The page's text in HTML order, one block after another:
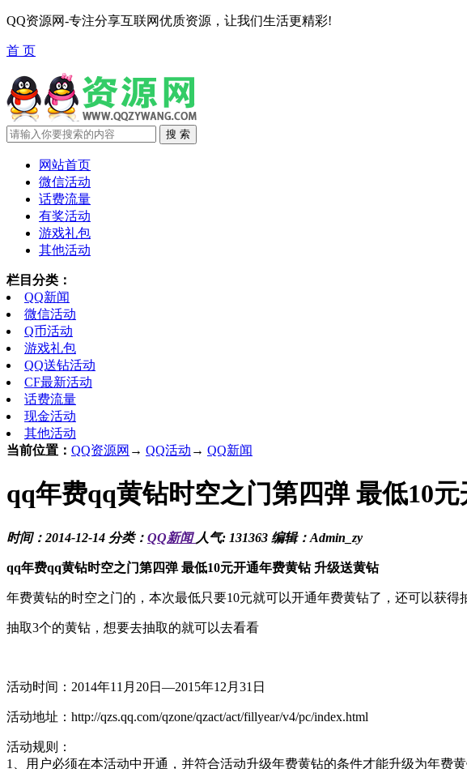
QQ资源网-专注分享互联网优质资源，让我们生活更精彩!
首 页
网站首页
微信活动
话费流量
有奖活动
游戏礼包
其他活动
栏目分类：
QQ新闻
微信活动
Q币活动
游戏礼包
QQ送钻活动
CF最新活动
话费流量
现金活动
其他活动
当前位置： QQ资源网 → QQ活动 → QQ新闻
qq年费qq黄钻时空之门第四弹 最低10
时间：2014-12-14 分类： QQ新闻 人气: 131363 编辑：Admin_zy
qq年费qq黄钻时空之门第四弹 最低10元开通年费黄钻 升级送黄钻
年费黄钻的时空之门的，本次最低只要10元就可以开通年费黄钻了，还可以获得
抽取3个的黄钻，想要去抽取的就可以去看看
活动时间：2014年11月20日—2015年12月31日
活动地址：http://qzs.qq.com/qzone/qzact/act/fillyear/v4/pc/index.html
活动规则：
1、用户必须在本活动中开通，并符合活动升级年费黄钻的条件才能升级为年费黄